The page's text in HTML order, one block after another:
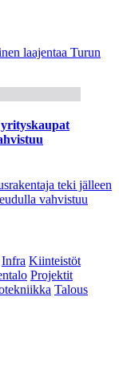
laajentaa Turun
teki jälleen
vahvistuu
Infra Kiinteistöt
Projektit
Talous